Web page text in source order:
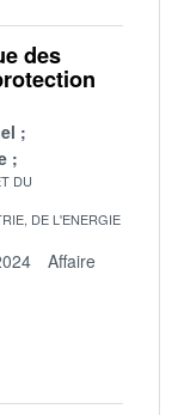
des
DU
DE L'ENERGIE
Affaire